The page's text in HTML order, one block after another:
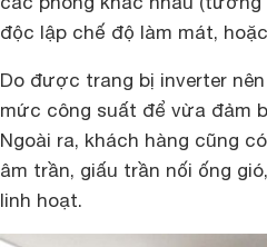
độc lập chế độ làm mát,
Do được trang bị inverter
mức công suất để vừa đảm
Ngoài ra, khách hàng cũng
âm trần, giấu trần nối ống
linh hoạt.